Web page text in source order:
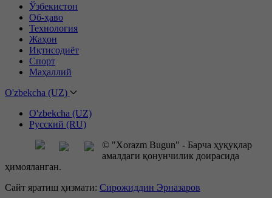
Ўзбекистон
Об-ҳаво
Технология
Жаҳон
Иқтисодиёт
Спорт
Маҳаллий
O'zbekcha (UZ)
O'zbekcha (UZ)
Русский (RU)
© "Xorazm Bugun" - Барча ҳуқуқлар
амалдаги қонунчилик доирасида
ҳимояланган.
Сайт яратиш ҳизмати: Сирожиддин Эрназаров